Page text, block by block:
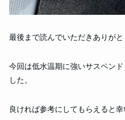
最後まで読んでいただきありがと
今回は低水温期に強いサスペン
した。
良ければ参考にしてもらえると幸